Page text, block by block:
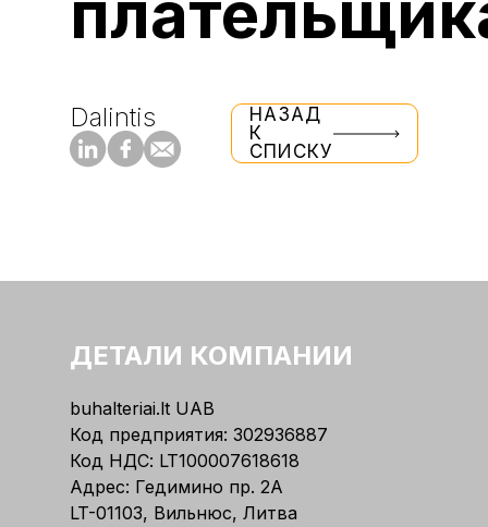
Dalintis
НАЗАД
К
СПИСКУ
ДЕТАЛИ КОМПАНИИ
buhalteriai.lt UAB
Код предприятия: 302936887
Код НДС: LT100007618618
Адрес: Гедимино пр. 2А
LT-01103, Вильнюс, Литва